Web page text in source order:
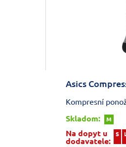
Asics
Kompresní
Skladom:
M
Na dopyt u
dodavatele:
S